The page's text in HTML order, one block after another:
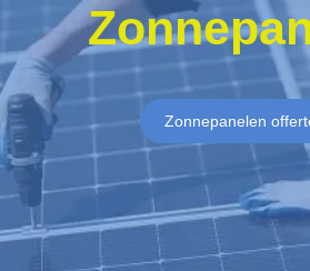
Zonnepanelen